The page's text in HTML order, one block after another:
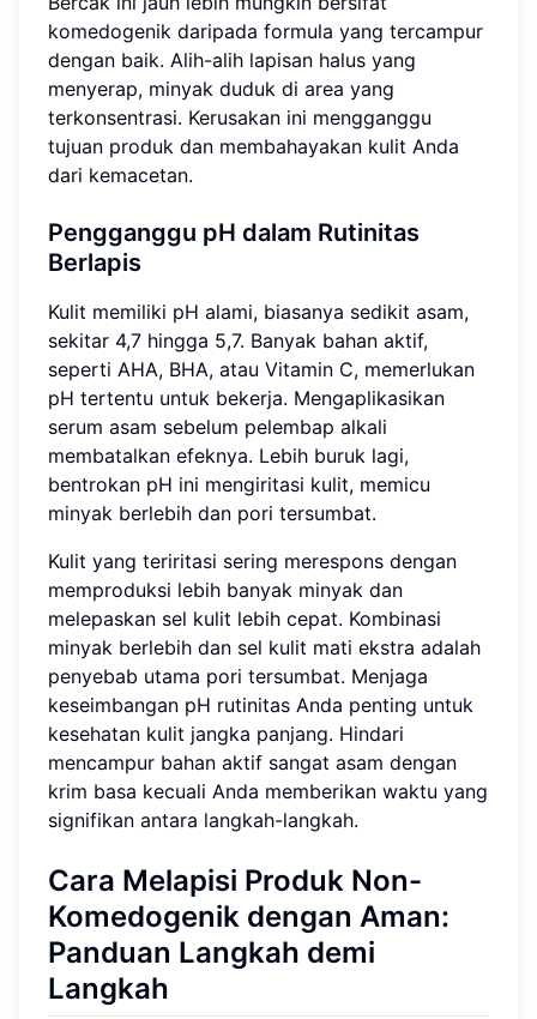
komedogenik daripada formula yang tercampur
dengan baik. Alih-alih lapisan halus yang
menyerap, minyak duduk di area yang
terkonsentrasi. Kerusakan ini mengganggu
tujuan produk dan membahayakan kulit Anda
dari kemacetan.
Pengganggu pH dalam Rutinitas
Berlapis
Kulit memiliki pH alami, biasanya sedikit asam,
sekitar 4,7 hingga 5,7. Banyak bahan aktif,
seperti AHA, BHA, atau Vitamin C, memerlukan
pH tertentu untuk bekerja. Mengaplikasikan
serum asam sebelum pelembap alkali
membatalkan efeknya. Lebih buruk lagi,
bentrokan pH ini mengiritasi kulit, memicu
minyak berlebih dan pori tersumbat.
Kulit yang teriritasi sering merespons dengan
memproduksi lebih banyak minyak dan
melepaskan sel kulit lebih cepat. Kombinasi
minyak berlebih dan sel kulit mati ekstra adalah
penyebab utama pori tersumbat. Menjaga
keseimbangan pH rutinitas Anda penting untuk
kesehatan kulit jangka panjang. Hindari
mencampur bahan aktif sangat asam dengan
krim basa kecuali Anda memberikan waktu yang
signifikan antara langkah-langkah.
Cara Melapisi Produk Non-
Komedogenik dengan Aman:
Panduan Langkah demi
Langkah